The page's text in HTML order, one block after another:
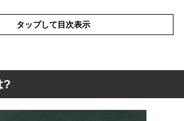
タップして目次表示
とは?
?